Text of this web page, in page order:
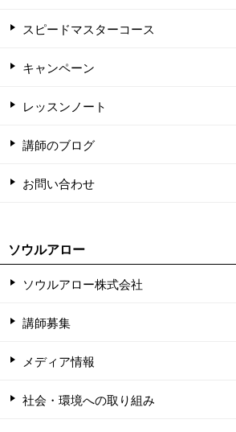
スピードマスターコース
キャンペーン
レッスンノート
講師のブログ
お問い合わせ
ソウルアロー
ソウルアロー株式会社
講師募集
メディア情報
社会・環境への取り組み